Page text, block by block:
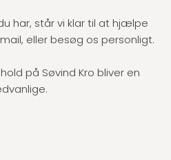
har, står vi klar til at hjælpe
eller besøg os personligt.
på Søvind Kro bliver en